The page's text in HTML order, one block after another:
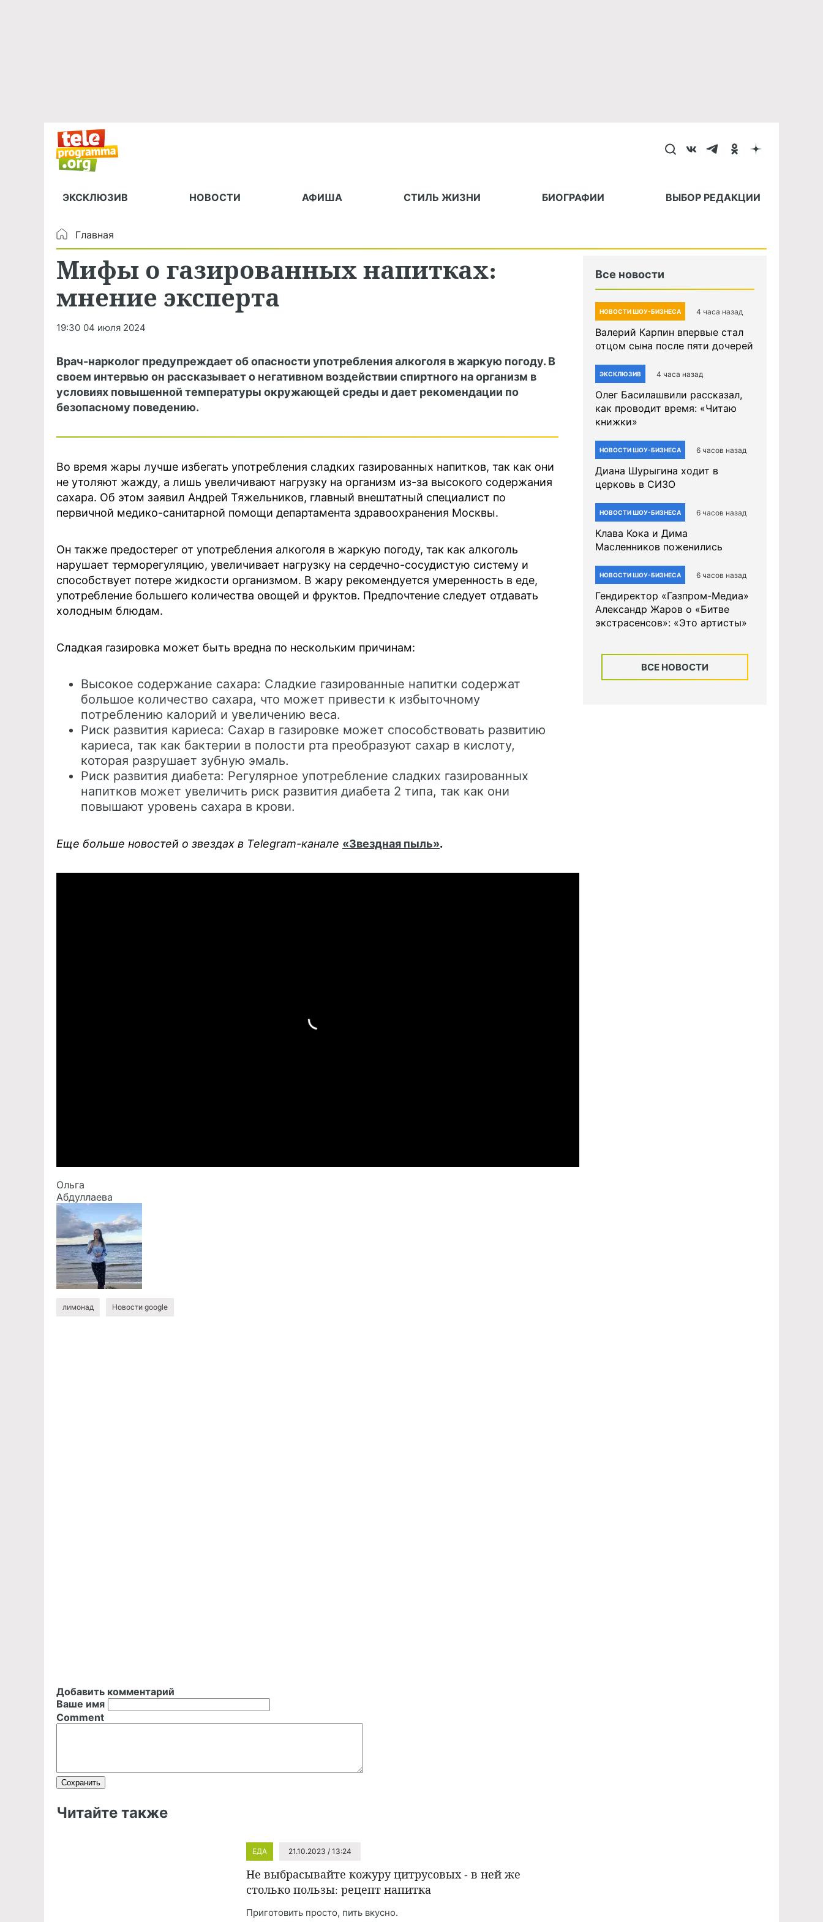
ЭКСКЛЮЗИВ НОВОСТИ АФИША СТИЛЬ ЖИЗНИ БИОГРАФИИ ВЫБОР РЕДАКЦИИ
Главная
Мифы о газированных напитках:
мнение эксперта
19:30 04 июля 2024
Врач-нарколог предупреждает об опасности употребления алкоголя в жаркую погоду. В
своем интервью он рассказывает о негативном воздействии спиртного на организм в
условиях повышенной температуры окружающей среды и дает рекомендации по
безопасному поведению.
Во время жары лучше избегать употребления сладких газированных напитков, так как они
не утоляют жажду, а лишь увеличивают нагрузку на организм из-за высокого содержания
сахара. Об этом заявил Андрей Тяжельников, главный внештатный специалист по
первичной медико-санитарной помощи департамента здравоохранения Москвы.
Он также предостерег от употребления алкоголя в жаркую погоду, так как алкоголь
нарушает терморегуляцию, увеличивает нагрузку на сердечно-сосудистую систему и
способствует потере жидкости организмом. В жару рекомендуется умеренность в еде,
употребление большего количества овощей и фруктов. Предпочтение следует отдавать
холодным блюдам.
Сладкая газировка может быть вредна по нескольким причинам:
Высокое содержание сахара: Сладкие газированные напитки содержат
большое количество сахара, что может привести к избыточному
потреблению калорий и увеличению веса.
Риск развития кариеса: Сахар в газировке может способствовать развитию
кариеса, так как бактерии в полости рта преобразуют сахар в кислоту,
которая разрушает зубную эмаль.
Риск развития диабета: Регулярное употребление сладких газированных
напитков может увеличить риск развития диабета 2 типа, так как они
повышают уровень сахара в крови.
Еще больше новостей о звездах в Telegram-канале «Звездная пыль».
Ольга
Абдуллаева
лимонад Новости google
Добавить комментарий
Ваше имя
Comment
Читайте также
ЕДА 21.10.2023 / 13:24
Не выбрасывайте кожуру цитрусовых - в ней же
столько пользы: рецепт напитка
Приготовить просто, пить вкусно.
Все новости
НОВОСТИ ШОУ-БИЗНЕСА 4 часа назад
Валерий Карпин впервые стал
отцом сына после пяти дочерей
ЭКСКЛЮЗИВ 4 часа назад
Олег Басилашвили рассказал,
как проводит время: «Читаю
книжки»
НОВОСТИ ШОУ-БИЗНЕСА 6 часов назад
Диана Шурыгина ходит в
церковь в СИЗО
НОВОСТИ ШОУ-БИЗНЕСА 6 часов назад
Клава Кока и Дима
Масленников поженились
НОВОСТИ ШОУ-БИЗНЕСА 6 часов назад
Гендиректор «Газпром-Медиа»
Александр Жаров о «Битве
экстрасенсов»: «Это артисты»
ВСЕ НОВОСТИ